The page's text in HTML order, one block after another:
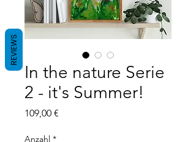
In the nature Serie
2 - it's Summer!
109,00 €
Anzahl *
REVIEWS